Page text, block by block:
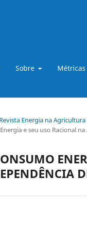
Sobre Métricas
Energia na Agricultura
e seu uso Racional